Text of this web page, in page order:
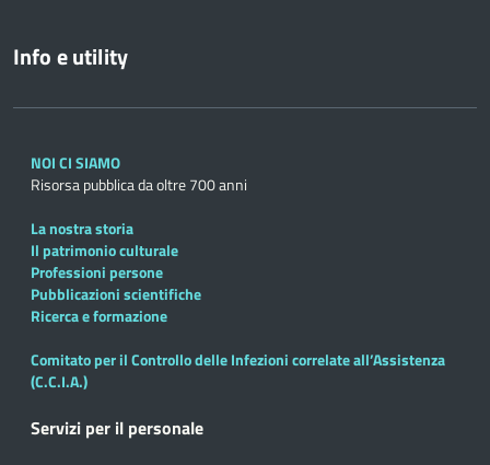
Info e utility
NOI CI SIAMO
Risorsa pubblica da oltre 700 anni
La nostra storia
Il patrimonio culturale
Professioni persone
Pubblicazioni scientifiche
Ricerca e formazione
Comitato per il Controllo delle Infezioni correlate all’Assistenza
(C.C.I.A.)
Servizi per il personale